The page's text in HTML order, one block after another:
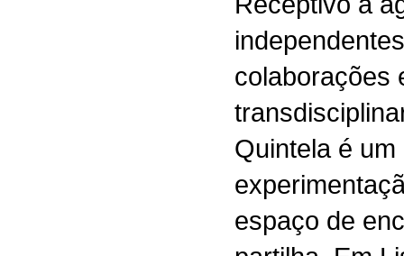
colaborações
Quintela é
espaço de